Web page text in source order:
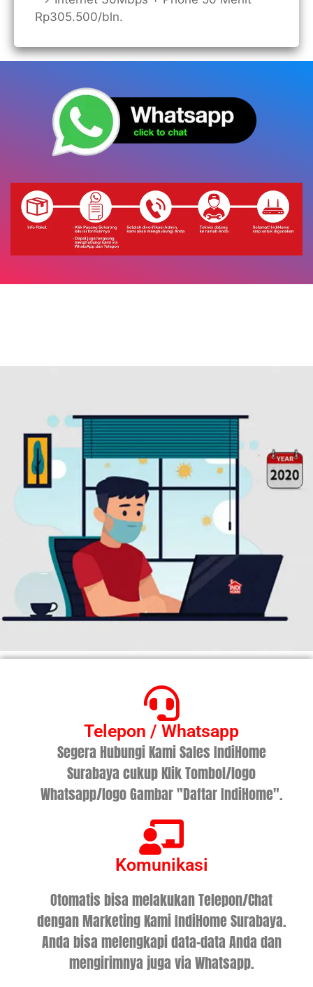
Rp305.500/bln.
Telepon / Whatsapp
Segera Hubungi Kami Sales IndiHome
Surabaya cukup Klik Tombol/logo
Whatsapp/logo Gambar "Daftar IndiHome".
Komunikasi
Otomatis bisa melakukan Telepon/Chat
dengan Marketing Kami IndiHome Surabaya.
Anda bisa melengkapi data-data Anda dan
mengirimnya juga via Whatsapp.